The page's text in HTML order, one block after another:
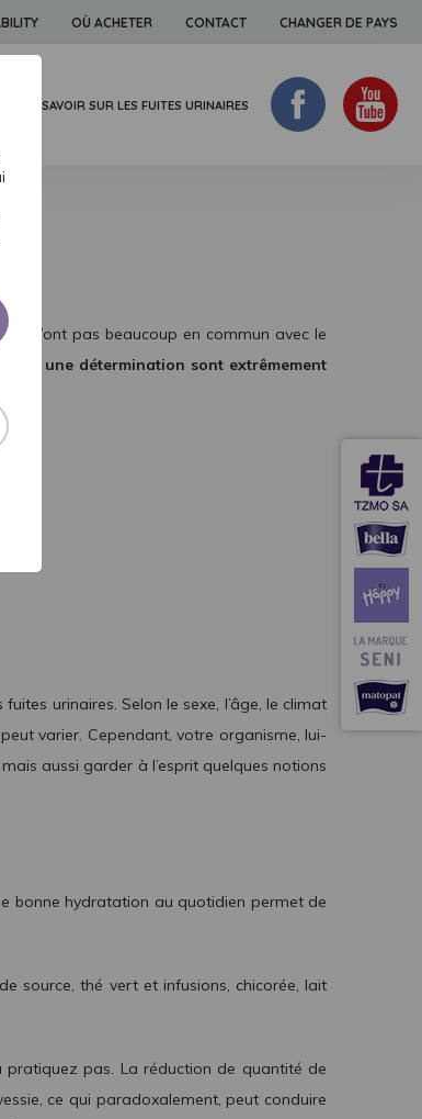
OÙ ACHETER CONTACT CHANGER DE PAYS
TOUT SAVOIR SUR LES FUITES URINAIRES
n’ont pas beaucoup en commun avec le
et une détermination sont extrêmement
urinaires. Selon le sexe, l’âge, le climat
varier. Cependant, votre organisme, lui-
aussi garder à l’esprit quelques notions
bonne hydratation au quotidien permet de
source, thé vert et infusions, chicorée, lait
pratiquez pas. La réduction de quantité de
ce qui paradoxalement, peut conduire